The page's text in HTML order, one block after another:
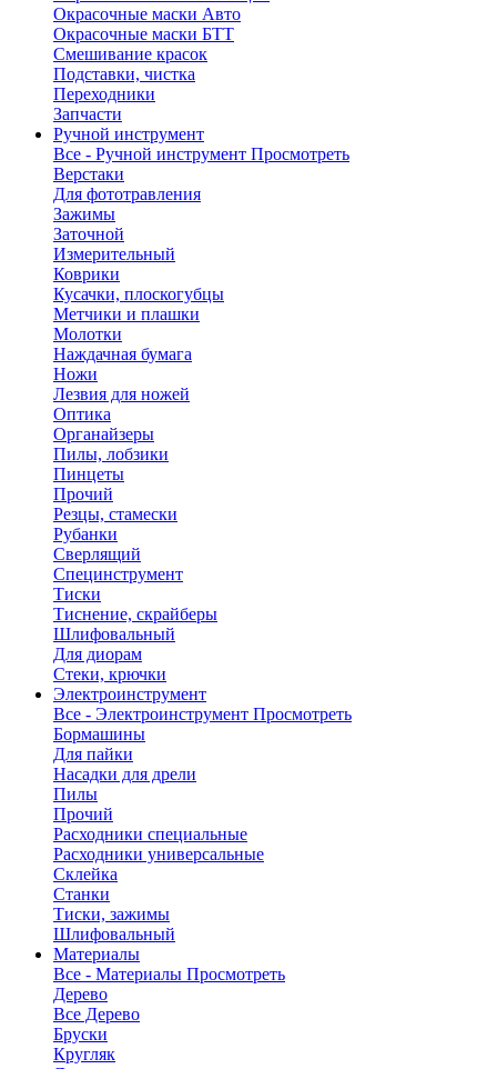
Окрасочные маски Авто
Окрасочные маски БТТ
Смешивание красок
Подставки, чистка
Переходники
Запчасти
Ручной инструмент
Все - Ручной инструмент Просмотреть
Верстаки
Для фототравления
Зажимы
Заточной
Измерительный
Коврики
Кусачки, плоскогубцы
Метчики и плашки
Молотки
Наждачная бумага
Ножи
Лезвия для ножей
Оптика
Органайзеры
Пилы, лобзики
Пинцеты
Прочий
Резцы, стамески
Рубанки
Сверлящий
Специнструмент
Тиски
Тиснение, скрайберы
Шлифовальный
Для диорам
Стеки, крючки
Электроинструмент
Все - Электроинструмент Просмотреть
Бормашины
Для пайки
Насадки для дрели
Пилы
Прочий
Расходники специальные
Расходники универсальные
Склейка
Станки
Тиски, зажимы
Шлифовальный
Материалы
Все - Материалы Просмотреть
Дерево
Все Дерево
Бруски
Кругляк